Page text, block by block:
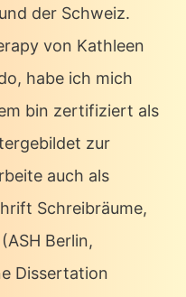
der Schweiz.
von Kathleen
habe ich mich
bin zertifiziert als
zur
auch als
Schreibräume,
Berlin,
Dissertation